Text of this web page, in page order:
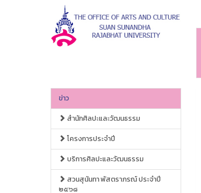
ข่าว
สำนักศิลปะและวัฒนธรรม
โครงการประจำปี
บริการศิลปะและวัฒนธรรม
สวนสุนันทา พัสตราภรณ์ ประจำปี
๒๕๖๘